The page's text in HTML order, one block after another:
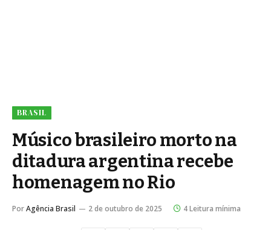
BRASIL
Músico brasileiro morto na
ditadura argentina recebe
homenagem no Rio
PorAgência Brasil 2 de outubro de 2025 4 Leitura mínima